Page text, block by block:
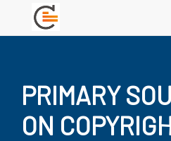
PRIMARY
ON